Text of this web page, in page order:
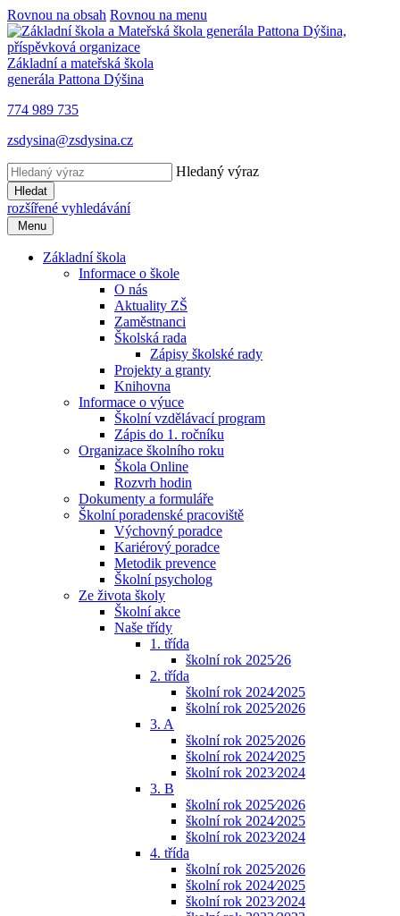
Rovnou na obsah Rovnou na menu
Základní a mateřská škola
generála Pattona Dýšina
774 989 735
zsdysina@zsdysina.cz
Hledaný výraz
Hledat
rozšířené vyhledávání
Menu
Základní škola
Informace o škole
O nás
Aktuality ZŠ
Zaměstnanci
Školská rada
Zápisy školské rady
Projekty a granty
Knihovna
Informace o výuce
Školní vzdělávací program
Zápis do 1. ročníku
Organizace školního roku
Škola Online
Rozvrh hodin
Dokumenty a formuláře
Školní poradenské pracoviště
Výchovný poradce
Kariérový poradce
Metodik prevence
Školní psycholog
Ze života školy
Školní akce
Naše třídy
1. třída
školní rok 2025⁄26
2. třída
školní rok 2024⁄2025
školní rok 2025⁄2026
3. A
školní rok 2025⁄2026
školní rok 2024⁄2025
školní rok 2023⁄2024
3. B
školní rok 2025⁄2026
školní rok 2024⁄2025
školní rok 2023⁄2024
4. třída
školní rok 2025⁄2026
školní rok 2024⁄2025
školní rok 2023⁄2024